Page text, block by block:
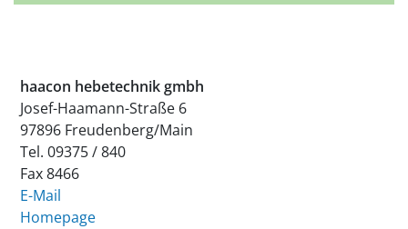
haacon hebetechnik gmbh
Josef-Haamann-Straße 6
97896 Freudenberg/Main
Tel. 09375 / 840
Fax 8466
E-Mail
Homepage